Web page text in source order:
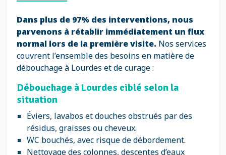
Dans plus de 97% des interventions, nous
parvenons à rétablir immédiatement un flux
normal lors de la première visite. Nos services
couvrent l’ensemble des besoins en matière de
débouchage à Lourdes et de curage :
Débouchage à Lourdes ciblé selon la
situation
Éviers, lavabos et douches obstrués par des
résidus, graisses ou cheveux.
WC bouchés, avec risque de débordement.
Nettoyage des colonnes, descentes d’eaux